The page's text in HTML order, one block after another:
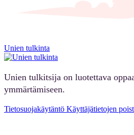
Unien tulkinta
Unien tulkitsija on luotettava
ymmärtämiseen.
Tietosuojakäytäntö Käyttäjätietojen